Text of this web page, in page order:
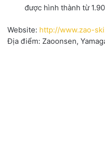
được hình thành từ
Website: http://www.zao-
Địa điểm: Zaoonsen,